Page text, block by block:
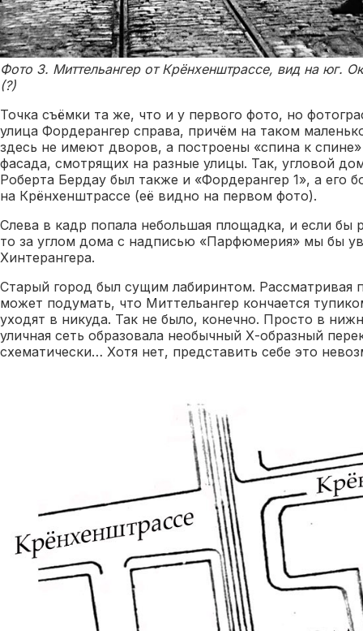
Фото 3. Миттельангер от Крёнхенштрассе, вид на юг.
(?)
Точка съёмки та же, что и у первого фото, но
улица Фордерангер справа, причём на таком
здесь не имеют дворов, а построены «спина к
фасада, смотрящих на разные улицы. Так, угловой
Роберта Бердау был также и «Фордерангер 1», а его
на Крёнхенштрассе (её видно на первом фото).
Слева в кадр попала небольшая площадка, и если бы
то за углом дома с надписью «Парфюмерия» мы бы
Хинтерангера.
Старый город был сущим лабиринтом. Рассматривая
может подумать, что Миттельангер кончается
уходят в никуда. Так не было, конечно. Просто в
уличная сеть образовала необычный Х-образный
схематически… Хотя нет, представить себе это